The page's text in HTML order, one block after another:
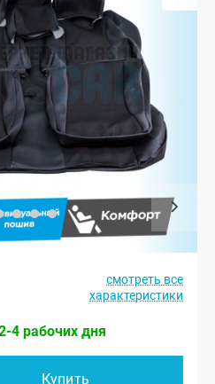
смотреть все
характеристики
4 рабочих дня
Купить